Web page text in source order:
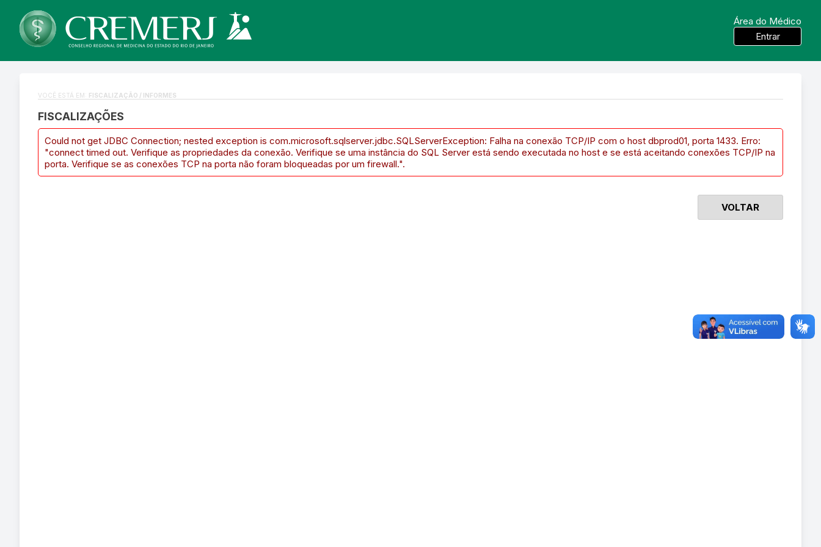
Área do Médico
Entrar
VOCÊ ESTÁ EM: FISCALIZAÇÃO / INFORMES
FISCALIZAÇÕES
Could not get JDBC Connection; nested exception is com.microsoft.sqlserver.jdbc.SQLServerException: Falha na conexão TCP/IP com o host dbprod01, porta 1433. Erro:
"connect timed out. Verifique as propriedades da conexão. Verifique se uma instância do SQL Server está sendo executada no host e se está aceitando conexões TCP/IP na
porta. Verifique se as conexões TCP na porta não foram bloqueadas por um firewall.".
VOLTAR